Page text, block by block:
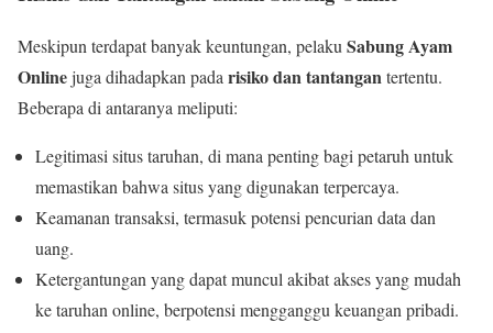
Meskipun terdapat banyak keuntungan, pelakuSabung Ayam
Onlinejuga dihadapkan padarisiko dan tantangantertentu.
Beberapa di antaranya meliputi:
Legitimasi situs taruhan, di mana penting bagi petaruh untuk
memastikan bahwa situs yang digunakan terpercaya.
Keamanan transaksi, termasuk potensi pencurian data dan
uang.
Ketergantungan yang dapat muncul akibat akses yang mudah
ke taruhan online, berpotensi mengganggu keuangan pribadi.